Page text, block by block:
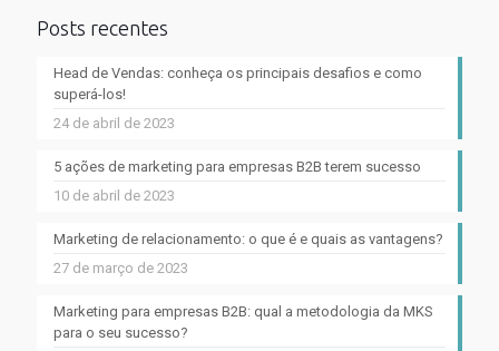
Posts recentes
Head de Vendas: conheça os principais desafios e como
superá-los!
24 de abril de 2023
5 ações de marketing para empresas B2B terem sucesso
10 de abril de 2023
Marketing de relacionamento: o que é e quais as vantagens?
27 de março de 2023
Marketing para empresas B2B: qual a metodologia da MKS
para o seu sucesso?